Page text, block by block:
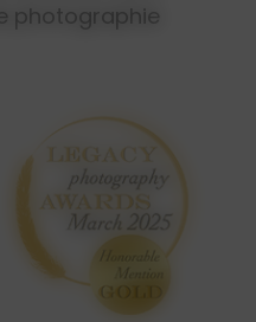
photographie